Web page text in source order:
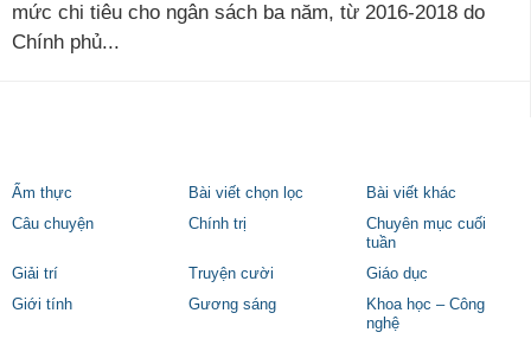
mức chi tiêu cho ngân sách ba năm, từ 2016-2018 do
Chính phủ...
Ẩm thực Bài viết chọn lọc
Bài viết khác
Câu chuyện
Chính trị
Chuyên mục cuối
tuần
Giải trí
Truyện cười
Giáo dục
Giới tính
Gương sáng
Khoa học – Công
nghệ